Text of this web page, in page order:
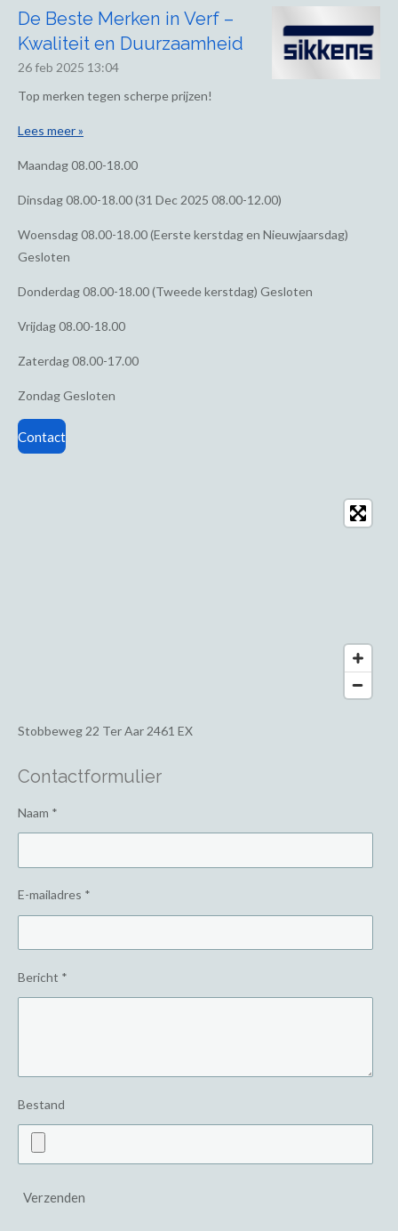
De Beste Merken in Verf –
Kwaliteit en Duurzaamheid
26 feb 2025 13:04
Top merken tegen scherpe prijzen!
Lees meer »
Maandag08.00-18.00
Dinsdag08.00-18.00 (31 Dec 2025 08.00-12.00)
Woensdag08.00-18.00 (Eerste kerstdag en Nieuwjaarsdag)
Gesloten
Donderdag08.00-18.00 (Tweede kerstdag) Gesloten
Vrijdag08.00-18.00
Zaterdag08.00-17.00
ZondagGesloten
Contact
Stobbeweg 22 Ter Aar 2461 EX
Contactformulier
Naam *
E-mailadres *
Bericht *
Bestand
Verzenden